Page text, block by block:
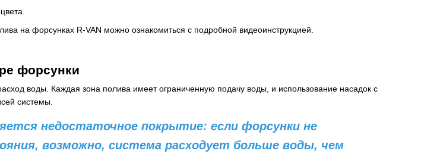
на форсунках R-VAN можно ознакомиться с подробной видеоинструкцией.
форсунки
воды. Каждая зона полива имеет ограниченную подачу воды, и использование насадок с
системы.
недостаточное покрытие: если форсунки не
возможно, система расходует больше воды, чем